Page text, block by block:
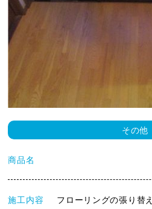
その他
商品名
施工内容 フローリングの張り替え